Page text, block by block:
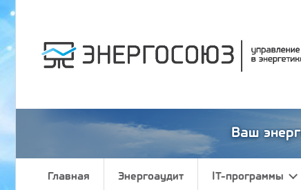
Ваш
Главная Энергоаудит IT-программы